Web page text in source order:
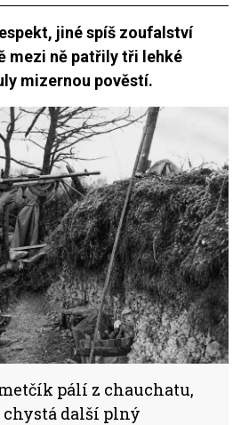
jiné spíš zoufalství
mezi ně patřily tři lehké
mizernou pověstí.
pálí z chauchatu,
chystá další plný